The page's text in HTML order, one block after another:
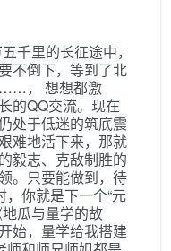
千里的长征途中，
不倒下，等到了北
……， 想想都激
的QQ交流。现在
处于低迷的筑底震
难地活下来，那就
毅志、克敌制胜的
。只要能做到，待
，你就是下一个“元
瓜与量学的故
始，量学给我搭建